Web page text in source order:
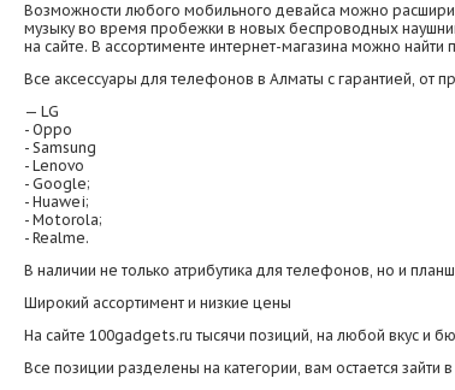
Возможности любого мобильного девайса можно
музыку во время пробежки в новых беспроводных
на сайте. В ассортименте интернет-магазина можно
Все аксессуары для телефонов в Алматы с гарантией, от
— LG
- Oppo
- Samsung
- Lenovo
- Google;
- Huawei;
- Motorola;
- Realme.
В наличии не только атрибутика для телефонов, но и
Широкий ассортимент и низкие цены
На сайте 100gadgets.ru тысячи позиций, на любой вкус и
Все позиции разделены на категории, вам остается